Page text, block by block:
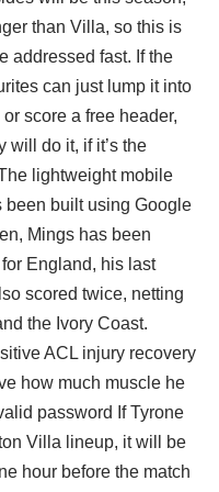
than Villa, so this is
addressed fast. If the
can just lump it into
score a free header,
will do it, if it’s the
lightweight mobile
been built using Google
Mings has been
England, his last
scored twice, netting
the Ivory Coast.
ACL injury recovery
how much muscle he
password If Tyrone
Villa lineup, it will be
hour before the match